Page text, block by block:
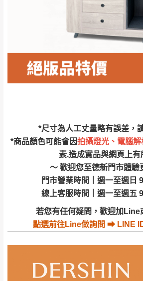
*尺寸為人工丈量略有誤差，
*商品顏色可能會因拍攝燈光、電腦
素,造成實品與網頁上有
～ 歡迎您至德新門市體驗
門市營業時間｜週一至週日
線上客服時間｜週一至週五
若您有任何疑問，歡迎加Line
點選前往Line做詢問 ⮕ LINE
$ 9,000以上：免
運費
NT$500元
＊A108產品另收運
NT$500元
＊A108產品另收運
配送天數：5~14
到貨時間：指定送貨日當天以
｜周（一）配送部門固定公
台北市、新北市地區固定每周(三
暫無配送地區：彰化、南投、雲
服務，若需以吊車或其他的
費用將由買方自行支付。
因大型傢俱有組裝、配送的
快速到貨商品，無法指定特
天在家等貨，以節省您的寶
由於百貨公司配送較為不易
發票寄送：
若您選擇三聯式或索取兩聯式發
完成出貨15個工作天另行寄出，
工作天內送達，如遇國定假日將
退換貨說明：
若收到不良品，請於到貨日
公司客服人員，我們將為您
皆由本站負責，所有退回及
是全新狀態且完整包裝，床
包裝、廠商紙及所有附隨文